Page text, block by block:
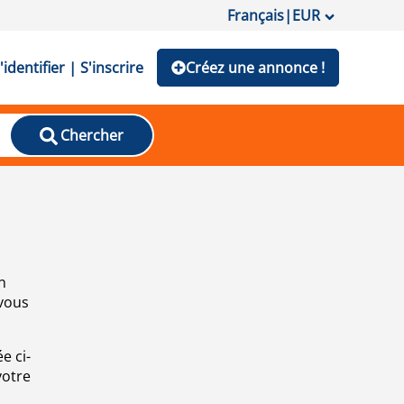
Français|EUR
| S'inscrire Créez une annonce !
Chercher
ci-